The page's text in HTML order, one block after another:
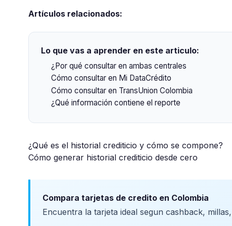
Artículos relacionados:
Lo que vas a aprender en este articulo:
¿Por qué consultar en ambas centrales
Cómo consultar en Mi DataCrédito
Cómo consultar en TransUnion Colombia
¿Qué información contiene el reporte
¿Qué es el historial crediticio y cómo se compone?
Cómo generar historial crediticio desde cero
Compara tarjetas de credito en Colombia
Encuentra la tarjeta ideal segun cashback,